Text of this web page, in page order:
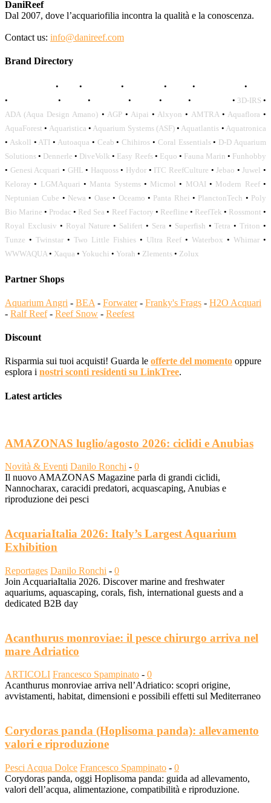
DaniReef
Dal 2007, dove l’acquariofilia incontra la qualità e la conoscenza.
Contact us: info@danireef.com
Brand Directory
• • • • • •
•
• • • • • • 3D-IRS •
ADA (Aqua Design Amano) • AGP• Aipai • Alxyon • AMTRA• Aquaflora •
AquaForest • Aquaristica • Aquarium Systems (ASF)• Aquatlantis • Aquatronica
• Askoll • ATI • Autoaqua • Ceab • Chihiros • Coral Essentials• D-D Aquarium
Solutions • Dennerle • DiveVolk • Easy Reefs• Equo • Fauna Marin • Funhobby
• Genesi Acquari • GHL • Haquoss• Hydor • ITC ReefCulture •Jebao •Juwel •
Keloray • LGMAquari • Manta Systems• Micmol • MOAI • Modern Reef•
Neptunian Cube • Newa • Oase • Oceamo • Panta Rhei • PlanctonTech • Poly
Bio Marine • Prodac • Red Sea • Reef Factory • Reefline • ReefTek • Rossmont •
Royal Exclusiv • Royal Nature • Salifert • Sera • Superfish •Tetra •Triton •
Tunze • Twinstar • Two Little Fishies • Ultra Reef • Waterbox • Whimar •
WWWAQUA• Xaqua • Yokuchi • Yorah • Zlements • Zolux
Partner Shops
Aquarium Angri - BEA - Forwater- Franky's Frags - H2O Acquari
- Ralf Reef- Reef Snow - Reefest
Discount
Risparmia sui tuoi acquisti! Guarda le offerte del momento oppure
esplora i nostri sconti residenti su LinkTree.
Latest articles
AMAZONAS luglio/agosto 2026: ciclidi e Anubias
Novità & Eventi Danilo Ronchi - 0
Il nuovo AMAZONAS Magazine parla di grandi ciclidi,
Nannocharax, caracidi predatori, acquascaping, Anubias e
riproduzione dei pesci
AcquariaItalia 2026: Italy’s Largest Aquarium
Exhibition
Reportages Danilo Ronchi - 0
Join AcquariaItalia 2026. Discover marine and freshwater
aquariums, aquascaping, corals, fish, international guests and a
dedicated B2B day
Acanthurus monroviae: il pesce chirurgo arriva nel
mare Adriatico
ARTICOLI Francesco Spampinato - 0
Acanthurus monroviae arriva nell’Adriatico: scopri origine,
avvistamenti, habitat, dimensioni e possibili effetti sul Mediterraneo
Corydoras panda (Hoplisoma panda): allevamento
valori e riproduzione
Pesci Acqua Dolce Francesco Spampinato - 0
Corydoras panda, oggi Hoplisoma panda: guida ad allevamento,
valori dell’acqua, alimentazione, compatibilità e riproduzione.